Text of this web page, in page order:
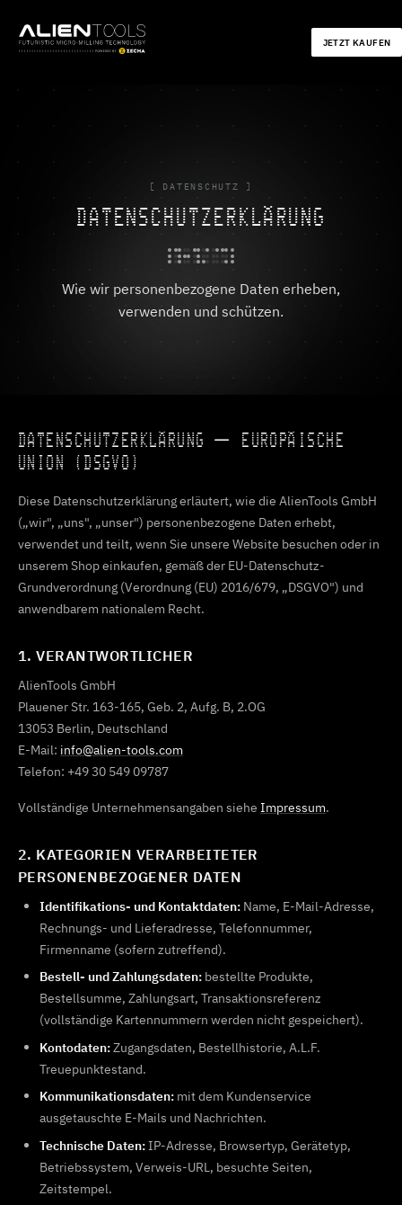
JETZT KAUFEN
[ DATENSCHUTZ ]
DATENSCHUTZERKLÄRUNG
Wie wir personenbezogene Daten erheben,
verwenden und schützen.
DATENSCHUTZERKLÄRUNG — EUROPÄISCHE
UNION (DSGVO)
Diese Datenschutzerklärung erläutert, wie die AlienTools GmbH
(„wir", „uns", „unser") personenbezogene Daten erhebt,
verwendet und teilt, wenn Sie unsere Website besuchen oder in
unserem Shop einkaufen, gemäß der EU-Datenschutz-
Grundverordnung (Verordnung (EU) 2016/679, „DSGVO") und
anwendbarem nationalem Recht.
1. VERANTWORTLICHER
AlienTools GmbH
Plauener Str. 163-165, Geb. 2, Aufg. B, 2.OG
13053 Berlin, Deutschland
E-Mail: info@alien-tools.com
Telefon: +49 30 549 09787
Vollständige Unternehmensangaben siehe Impressum.
2. KATEGORIEN VERARBEITETER
PERSONENBEZOGENER DATEN
Identifikations- und Kontaktdaten: Name, E-Mail-Adresse,
Rechnungs- und Lieferadresse, Telefonnummer,
Firmenname (sofern zutreffend).
Bestell- und Zahlungsdaten: bestellte Produkte,
Bestellsumme, Zahlungsart, Transaktionsreferenz
(vollständige Kartennummern werden nicht gespeichert).
Kontodaten:Zugangsdaten, Bestellhistorie, A.L.F.
Treuepunktestand.
Kommunikationsdaten: mit dem Kundenservice
ausgetauschte E-Mails und Nachrichten.
Technische Daten:IP-Adresse, Browsertyp, Gerätetyp,
Betriebssystem, Verweis-URL, besuchte Seiten,
Zeitstempel.